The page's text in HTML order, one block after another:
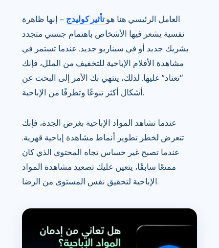
العامل الرئيسي هنا هو تأثير كوليدج – إنها ظاهرة
نفسية يشعر فيها الأشخاص باهتمام جنسي متجدد
بشريك جديد أو في سيناريو جديد. عندما تستمر في
مشاهدة الأفلام الإباحية للتخفيف من الملل، فإنك
“تعتاد” عليها. لذلك، ينتهي بك الأمر إلى البحث عن
أشكال أكثر تنوعًا وتطرفًا من الإباحية.
عندما تشاهد المواد الإباحية بغرض الجدة، فإنك
تتعرض لخطر تطوير أنماط مشاهدة إباحية قهرية.
عندما تصبح غير حساس تجاه المحتوى الذي كان
ممتعًا سابقًا، يتعين عليك تصعيد مشاهدة المواد
الإباحية لتحقيق نفس المستوى من الرضا.